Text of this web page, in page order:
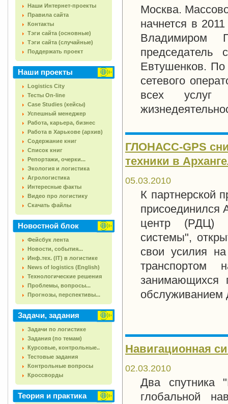
Наши Интернет-проекты
Правила сайта
Контакты
Тэги сайта (основные)
Тэги сайта (случайные)
Поддержать проект
Наши проекты
Logistics City
Тесты On-line
Case Studies (кейсы)
Успешный менеджер
Работа, карьера, бизнес
Работа в Харькове (архив)
Содержание книг
Список книг
Репортажи, очерки...
Экология и логистика
Агрологистика
Интересные факты
Видео про логистику
Скачать файлы
Новостной блок
Фейсбук лента
Новости, события...
Инф.тех. (IT) в логистике
News of logistics (English)
Технологические решения
Проблемы, вопросы...
Прогнозы, перспективы...
Задачи, задания
Задачи по логистике
Задания (по темам)
Курсовые, контрольные..
Тестовые задания
Контрольные вопросы
Кроссворды
Теория и практика
Москва.
начнется в 2011
Владимиром
председатель
Евтушенков.
сетевого
всех услуг
ГЛОНАСС-GPS
техники в
05.03.2010
К партнерской
присоединился
центр (РДЦ)
системы",
свои усилия
транспортом
занимающихся
обслуживанием
Навигационная
02.03.2010
Два спутника
глобальной